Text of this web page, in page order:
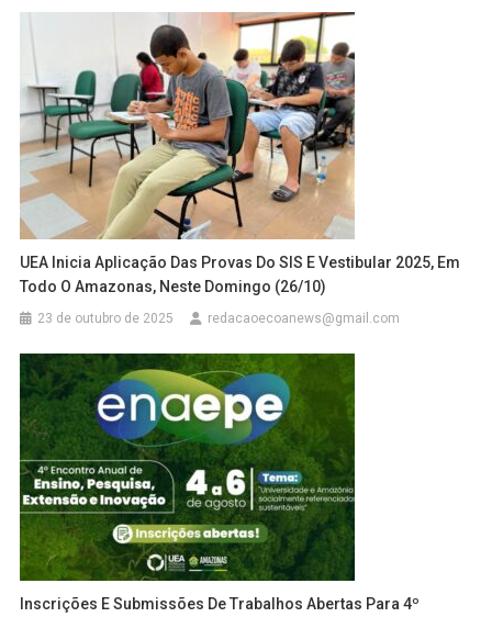
UEA Inicia Aplicação Das Provas Do SIS E Vestibular 2025, Em
Todo O Amazonas, Neste Domingo (26/10)
23 de outubro de 2025 redacaoecoanews@gmail.com
Inscrições E Submissões De Trabalhos Abertas Para 4º